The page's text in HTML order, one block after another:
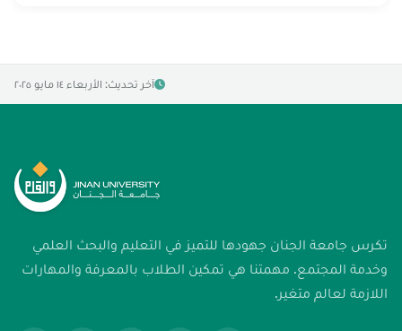
آخر تحديث: الأربعاء ١٤ مايو ٢٠٢٥
تكرس جامعة الجنان جهودها للتميز في التعليم والبحث العلمي
وخدمة المجتمع. مهمتنا هي تمكين الطلاب بالمعرفة والمهارات
اللازمة لعالم متغير.